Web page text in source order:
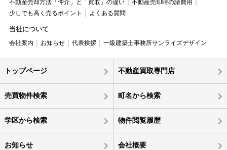
不動産売却方法「仲介」と「買取」の違い
不動産売却時の諸費用
少しでも高く売るポイント
よくある質問
当社について
会社案内 お知らせ 代表挨拶 一級建築士事務所サンライズデザイン
トップページ 不動産買取専門店
売買物件検索 町名から検索
学区から検索 物件閲覧履歴
お知らせ 会社概要